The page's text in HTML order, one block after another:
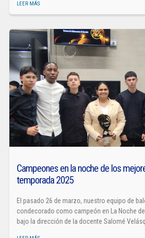
LEER MÁS
Campeones en la noche de los
temporada 2025
El pasado 26 de marzo, nuestro equipo de
condecorado como campeón en La Noche
bajo la dirección de la docente Salomé